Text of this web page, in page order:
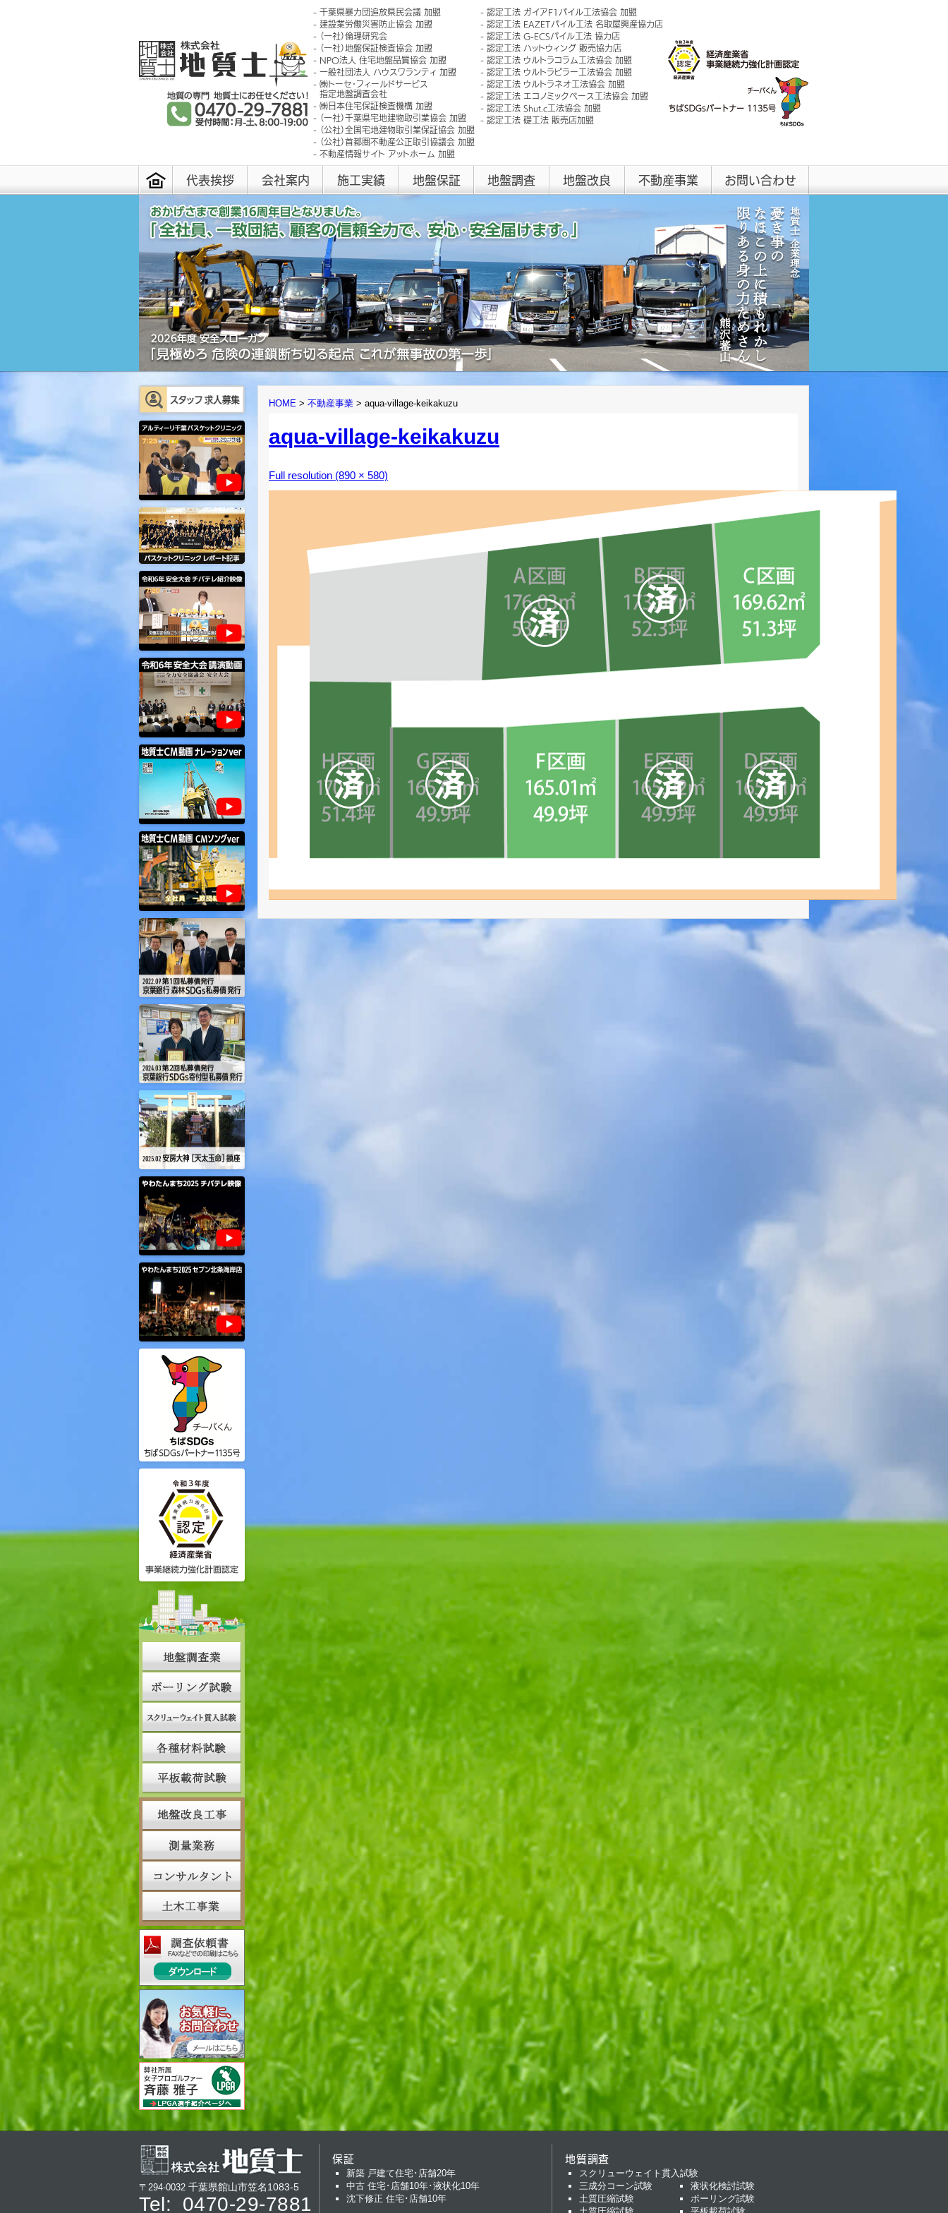
千葉県暴力団追放県民会議 加盟
建設業労働災害防止協会 加盟
（一社）倫理研究会
（一社）地盤保証検査協会 加盟
NPO法人 住宅地盤品質協会 加盟
一般社団法人 ハウスワランティ 加盟
㈱トーセ･フィールドサービス
指定地盤調査会社
㈱日本住宅保証検査機構 加盟
（一社）千葉県宅地建物取引業協会 加盟
（公社）全国宅地建物取引業保証協会 加盟
（公社）首都圏不動産公正取引協議会 加盟
不動産情報サイト アットホーム 加盟
認定工法 ガイアF1パイル工法協会 加盟
認定工法 EAZETパイル工法 名取屋興産協力店
認定工法 G-ECSパイル工法 協力店
認定工法 ハットウィング 販売協力店
認定工法 ウルトラコラム工法協会 加盟
認定工法 ウルトラピラー工法協会 加盟
認定工法 ウルトラネオ工法協会 加盟
認定工法 エコノミックベース工法協会 加盟
認定工法 Shut.c工法協会 加盟
認定工法 礎工法 販売店加盟
代表挨拶 会社案内 施工実績 地盤保証 地盤調査 地盤改良 不動産事業 お問い合わせ
HOME > 不動産事業 > aqua-village-keikakuzu
aqua-village-keikakuzu
Full resolution (890 × 580)
〒294-0032 千葉県館山市笠名1083-5
Tel: 0470-29-7881
保証
新築 戸建て住宅･店舗20年
中古 住宅･店舗10年･液状化10年
沈下修正 住宅･店舗10年
地質調査
スクリューウェイト貫入試験
三成分コーン試験
液状化検討試験
土質圧縮試験
ボーリング試験